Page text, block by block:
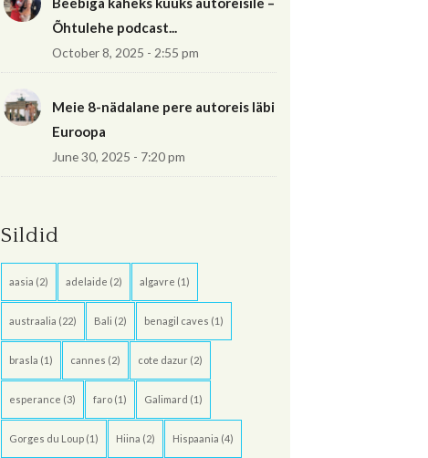
Õhtulehe podcast...
October 8, 2025 - 2:55 pm
Meie 8-nädalane pere autoreis läbi
Euroopa
June 30, 2025 - 7:20 pm
Sildid
aasia (2) adelaide (2) algavre (1)
austraalia (22) Bali (2) benagil caves (1)
brasla (1) cannes (2) cote dazur(2)
esperance (3) faro(1) Galimard (1)
Gorges du Loup(1) Hiina (2) Hispaania (4)